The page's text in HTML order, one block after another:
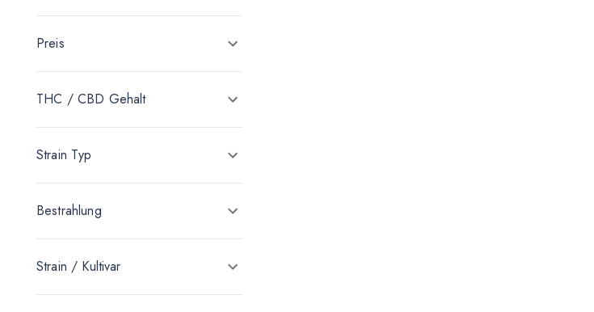
Cansativa
Four 20 Pharma
Medical Saints
MGF Via Medical
Noc Pharma
Preis
THC / CBD Gehalt
Strain Typ
Bestrahlung
Strain / Kultivar